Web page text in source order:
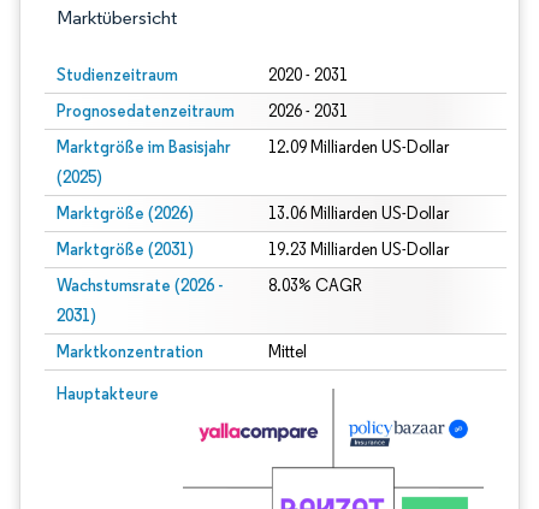
Marktübersicht
Studienzeitraum 2020 - 2031
Prognosedatenzeitraum 2026 - 2031
Marktgröße im Basisjahr
(2025)
12.09 Milliarden US-Dollar
Marktgröße (2026) 13.06 Milliarden US-Dollar
Marktgröße (2031) 19.23 Milliarden US-Dollar
Wachstumsrate (2026 -
2031)
8.03% CAGR
Marktkonzentration Mittel
Hauptakteure
Bild © Mordor Intelligence. Wiederverwendung erfordert Namensnennung